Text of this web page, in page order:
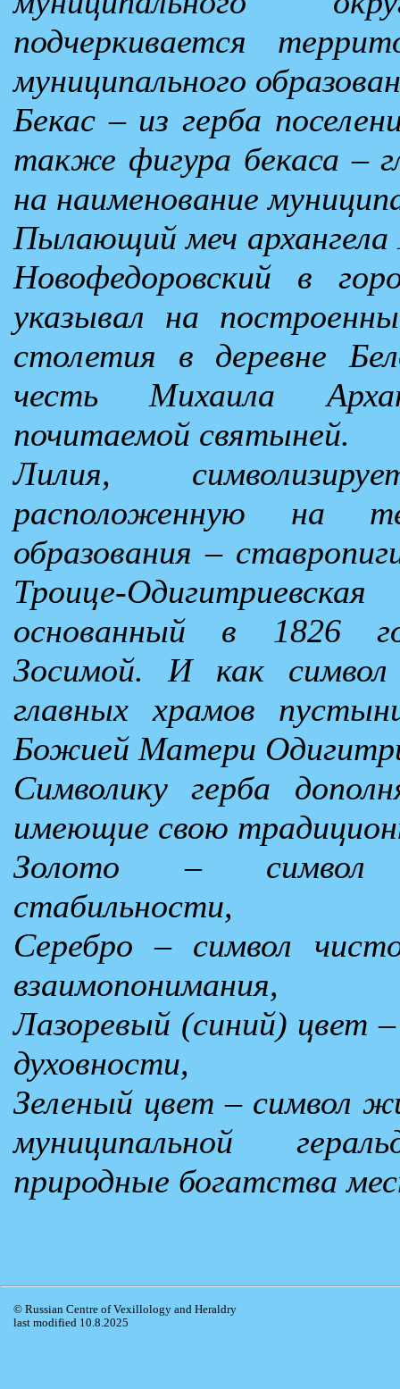
подчеркивается
муниципального
Бекас – из герба
также фигура бекаса –
на наименование
Пылающий меч архангела
Новофедоровский в
указывал на
столетия в деревне
честь Михаила
почитаемой святыней.
Лилия,
расположенную на
образования –
Троице-
основанный в 1826
Зосимой. И как
главных храмов
Божией Матери
Символику герба
имеющие свою
Золото – символ
стабильности,
Серебро – символ
взаимопонимания,
Лазоревый (синий) цвет
духовности,
Зеленый цвет – символ
муниципальной
природные богатства
© Russian Centre of Vexillology and Heraldry
last modified 10.8.2025